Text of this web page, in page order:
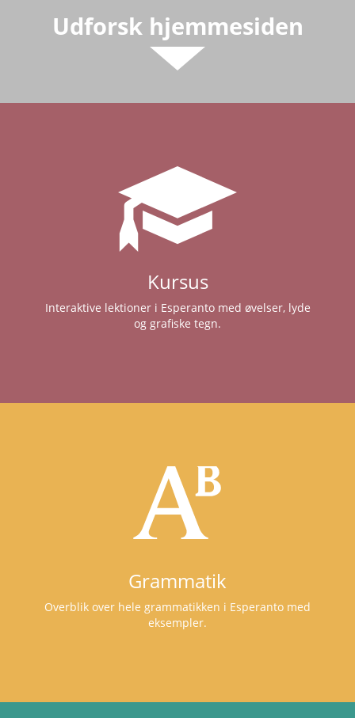
Udforsk hjemmesiden
Kursus
Interaktive lektioner i Esperanto med øvelser, lyde
og grafiske tegn.
Grammatik
Overblik over hele grammatikken i Esperanto med
eksempler.